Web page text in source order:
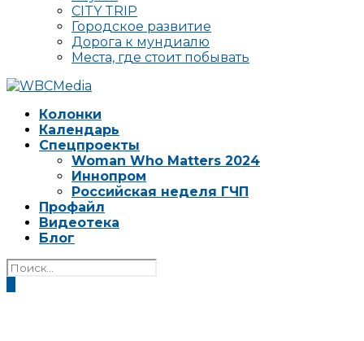
CITY TRIP
Городское развитие
Дорога к мундиалю
Места, где стоит побывать
Колонки
Календарь
Спецпроекты
Woman Who Matters 2024
Иннопром
Российская неделя ГЧП
Профайл
Видеотека
Блог